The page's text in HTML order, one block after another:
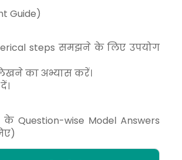
Guide)
steps समझने के लिए उपयोग
का अभ्यास करें।
के Question-wise Model Answers